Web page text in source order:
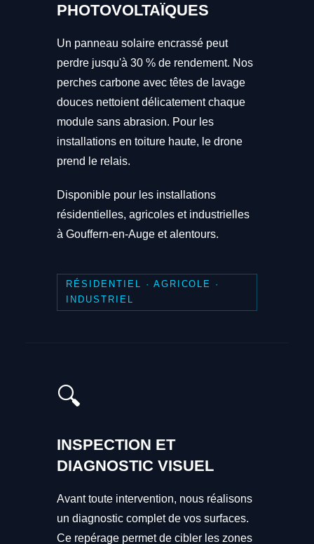
PHOTOVOLTAÏQUES
Un panneau solaire encrassé peut
perdre jusqu'à 30 % de rendement. Nos
perches carbone avec têtes de lavage
douces nettoient délicatement chaque
module sans abrasion. Pour les
installations en toiture haute, le drone
prend le relais.
Disponible pour les installations
résidentielles, agricoles et industrielles
à Gouffern-en-Auge et alentours.
RÉSIDENTIEL · AGRICOLE ·
INDUSTRIEL
🔍
INSPECTION ET
DIAGNOSTIC VISUEL
Avant toute intervention, nous réalisons
un diagnostic complet de vos surfaces.
Ce repérage permet de cibler les zones